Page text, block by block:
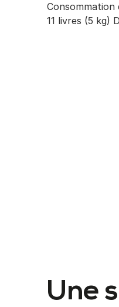
Consommation
11 livres (5 kg)
Une